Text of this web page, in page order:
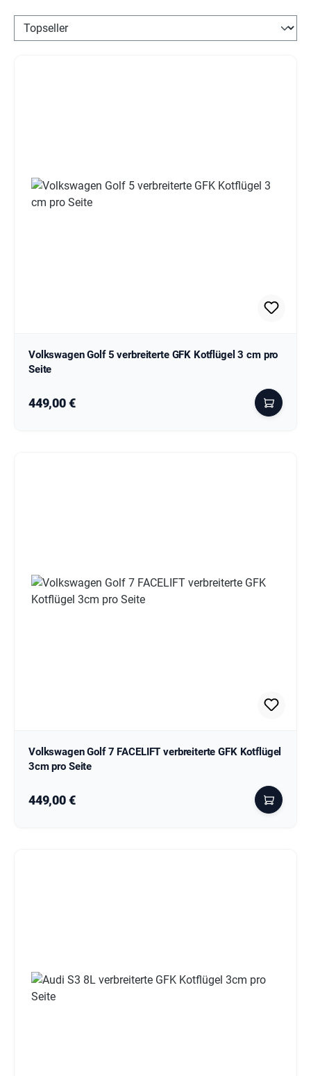
Volkswagen Golf 5 verbreiterte GFK Kotflügel 3 cm pro
Seite
Regulärer Preis:
449,00 €
Volkswagen Golf 7 FACELIFT verbreiterte GFK Kotflügel
3cm pro Seite
Regulärer Preis:
449,00 €